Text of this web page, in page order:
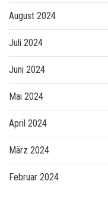
August 2024
Juli 2024
Juni 2024
Mai 2024
April 2024
März 2024
Februar 2024